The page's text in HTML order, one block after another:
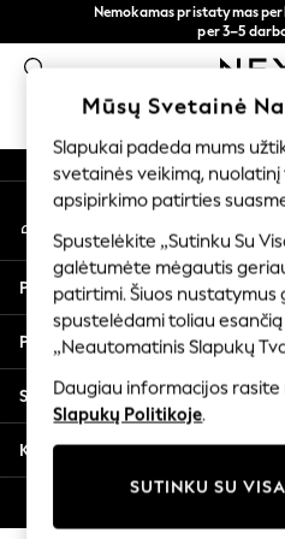
Nemokamas pristatymas
per 3–5
Dabar galite
MOKYKLINĖ APRANGA
SCHOOLWEAR
All Boys Schoolwear
Shoes
Trousers
Shorts
Shirts
Polo Shirts
Sweatshirts &
Coats & Jackets
Underwear
Multipacks
All Boys Sport &
An error occurred on client
Mūsų
Mano paskyra
Prisijunkite prie savo paskyros
Pagalba
Privatumas ir teisinė informacija
Skyriai
Kitos paslaugos
Mūsų Svetainė
Slapukai padeda mums
svetainės veikimą,
apsipirkimo patirties
Spustelėkite „Sutinku Su
galėtumėte mėgautis
patirtimi. Šiuos
spustelėdami toliau
„Neautomatinis Slapukų
Daugiau informacijos rasite
Slapukų Politikoje.
SUTINKU SU